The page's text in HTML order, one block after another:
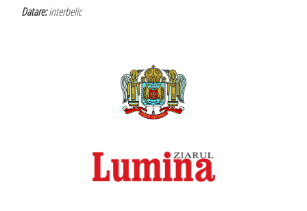
Datare:interbelic